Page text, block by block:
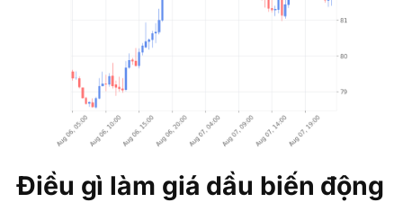
Điều gì làm giá dầu biến động